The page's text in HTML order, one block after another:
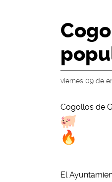
viernes 09 de
Cogollos de
El